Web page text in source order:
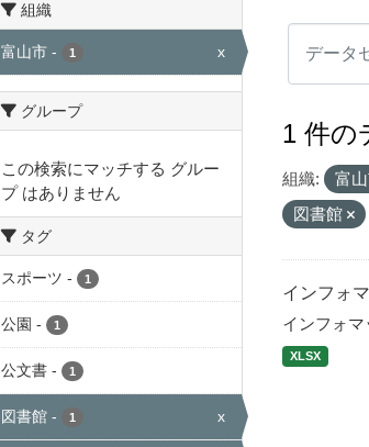
組織
富山市 - 1 x
グループ
この検索にマッチする グルー
プ はありません
タグ
スポーツ - 1
公園 - 1
公文書 - 1
図書館 - 1 x
1 件の
組織: 富
図書館
インフォ
インフォマ
XLSX